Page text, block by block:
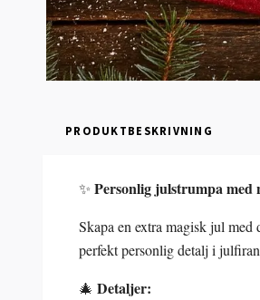
PRODUKTBESKRIVNING
✨ Personlig julstrumpa med
Skapa en extra magisk jul
perfekt personlig detalj i
🎄 Detaljer: